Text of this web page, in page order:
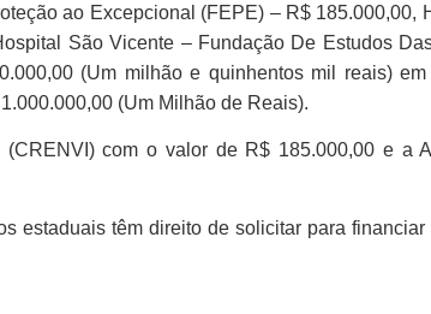
ao Excepcional (FEPE) – R$ 185.000,00,
São Vicente – Fundação De Estudos
(Um milhão e quinhentos mil reais) em
(Um Milhão de Reais).
com o valor de R$ 185.000,00 e a
estaduais têm direito de solicitar para financiar